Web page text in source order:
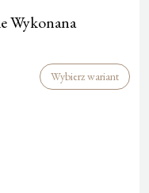
Wykonana
Wybierz wariant